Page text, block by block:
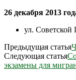
26 декабря 2013
ул. Советской
Предыдущая статья
Следующая статья
экзамены для